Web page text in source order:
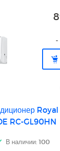
-
RC-GL90HN
В наличии: 100